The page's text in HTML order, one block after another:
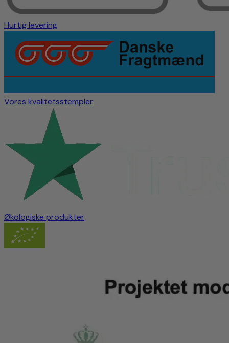
Hurtig levering
Vores kvalitetsstempler
Økologiske produkter